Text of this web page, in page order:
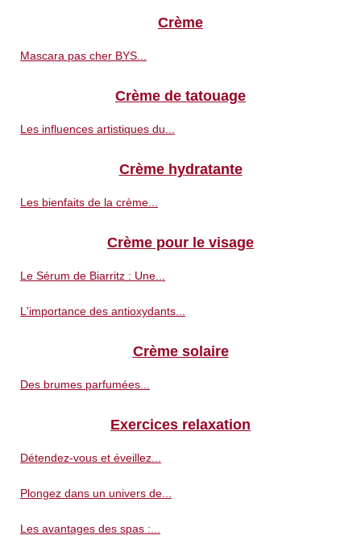
Crème
Mascara pas cher BYS...
Crème de tatouage
Les influences artistiques du...
Crème hydratante
Les bienfaits de la crème...
Crème pour le visage
Le Sérum de Biarritz : Une...
L'importance des antioxydants...
Crème solaire
Des brumes parfumées...
Exercices relaxation
Détendez-vous et éveillez...
Plongez dans un univers de...
Les avantages des spas :...